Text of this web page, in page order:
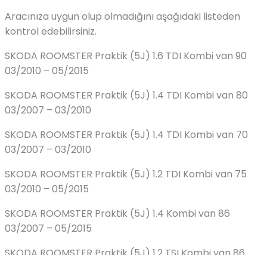
Aracınıza uygun olup olmadığını aşağıdaki listeden
kontrol edebilirsiniz.
SKODA ROOMSTER Praktik (5J) 1.6 TDI Kombi van 90
03/2010 – 05/2015
SKODA ROOMSTER Praktik (5J) 1.4 TDI Kombi van 80
03/2007 – 03/2010
SKODA ROOMSTER Praktik (5J) 1.4 TDI Kombi van 70
03/2007 – 03/2010
SKODA ROOMSTER Praktik (5J) 1.2 TDI Kombi van 75
03/2010 – 05/2015
SKODA ROOMSTER Praktik (5J) 1.4 Kombi van 86
03/2007 – 05/2015